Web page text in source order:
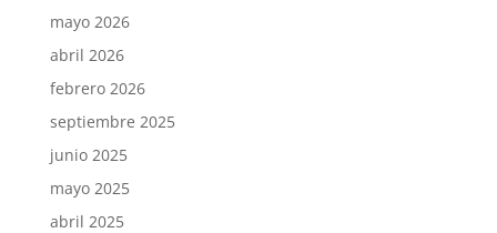
mayo 2026
abril 2026
febrero 2026
septiembre 2025
junio 2025
mayo 2025
abril 2025